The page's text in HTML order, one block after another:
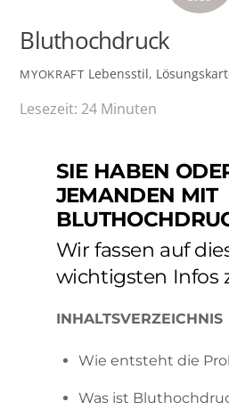
Bluthochdruck
MYOKRAFT Lebensstil,
Lesezeit: 24 Minuten
SIE HABEN
JEMANDEN MIT
Wir fassen auf
wichtigsten Infos
INHALTSVERZEICHNIS
Wie entsteht die
Was ist